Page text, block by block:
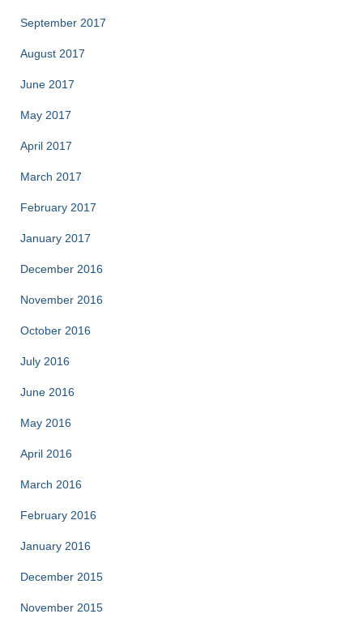
September 2017
August 2017
June 2017
May 2017
April 2017
March 2017
February 2017
January 2017
December 2016
November 2016
October 2016
July 2016
June 2016
May 2016
April 2016
March 2016
February 2016
January 2016
December 2015
November 2015